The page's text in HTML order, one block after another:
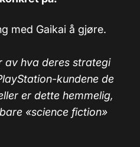
med Gaikai å gjøre.
av hva deres strategi
kundene de
er dette hemmelig,
«science fiction»